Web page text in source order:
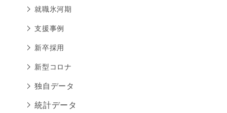
就職氷河期
支援事例
新卒採用
新型コロナ
独自データ
統計データ